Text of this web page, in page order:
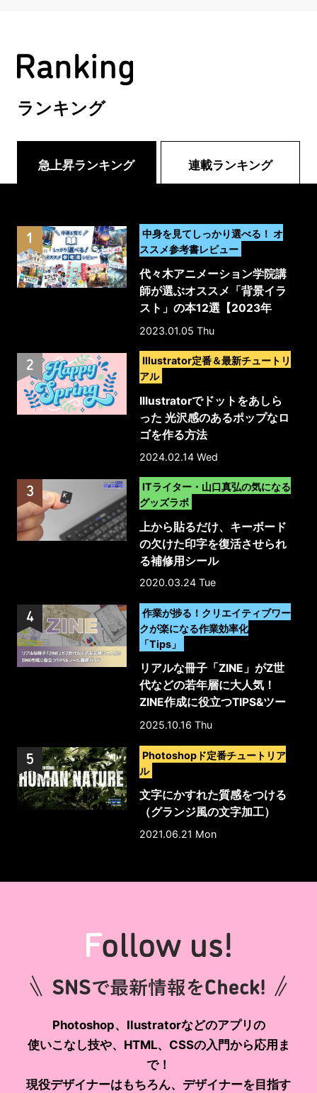
ランキング
急上昇ランキング
中身を見てしっかり選べる！ オ
ススメ参考書レビュー
代々木アニメーション学院講
師が選ぶオススメ「背景イラ
スト」の本12選【2023年
版】
2023.01.05 Thu
Illustrator定番＆最新チュートリ
アル
Illustratorでドットをあしら
った 光沢感のあるポップなロ
ゴを作る方法
2024.02.14 Wed
ITライター・山口真弘の気になる
グッズラボ
上から貼るだけ、キーボード
の欠けた印字を復活させられ
る補修用シール
2020.03.24 Tue
作業が捗る！クリエイティブワー
クが楽になる作業効率化
「Tips」
リアルな冊子「ZINE」がZ世
代などの若年層に大人気！
ZINE作成に役立つTIPS&ツー
ル徹底ガイド
2025.10.16 Thu
Photoshopド定番チュートリア
ル
文字にかすれた質感をつける
（グランジ風の文字加工）
2021.06.21 Mon
連載ランキング
Photoshop、Ilustratorなどのアプリの
使いこなし技や、HTML、CSSの入門から応用ま
で！
現役デザイナーはもちろん、デザイナーを目指す